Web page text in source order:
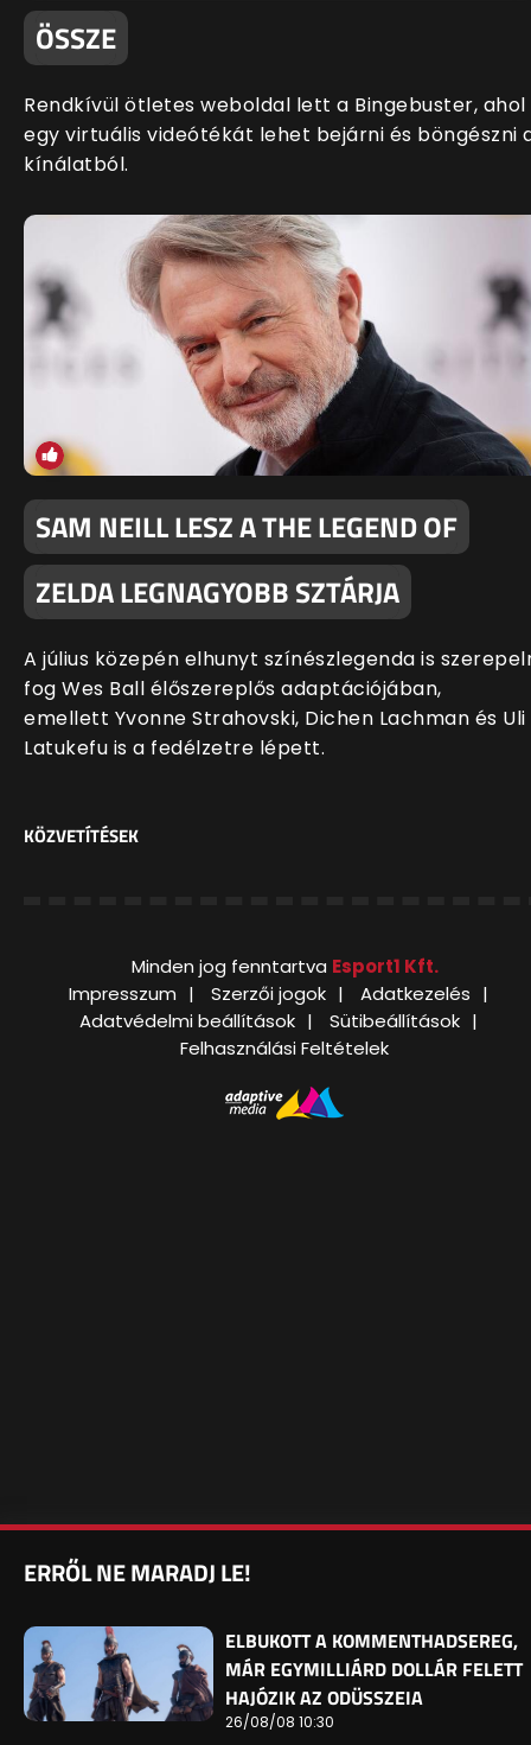
ÖSSZE
Rendkívül ötletes weboldal lett a Bingebuster, ahol
egy virtuális videótékát lehet bejárni és böngészni
kínálatból.
SAM NEILL LESZ A THE LEGEND OF
ZELDA LEGNAGYOBB SZTÁRJA
A július közepén elhunyt színészlegenda is
fog Wes Ball élőszereplős adaptációjában,
emellett Yvonne Strahovski, Dichen Lachman és Uli
Latukefu is a fedélzetre lépett.
KÖZVETÍTÉSEK
Minden jog fenntartva Esport1 Kft.
Impresszum
Szerzői jogok
Adatkezelés
Adatvédelmi beállítások
Sütibeállítások
Felhasználási Feltételek
ERRŐL NE MARADJ LE!
ELBUKOTT A KOMMENTHADSEREG,
MÁR EGYMILLIÁRD DOLLÁR FELETT
HAJÓZIK AZ ODÜSSZEIA
26/08/08 10:30